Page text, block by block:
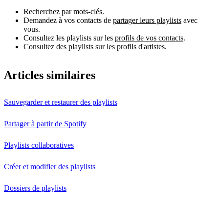
Recherchez par mots-clés.
Demandez à vos contacts de partager leurs playlists avec
vous.
Consultez les playlists sur les profils de vos contacts.
Consultez des playlists sur les profils d'artistes.
Articles similaires
Sauvegarder et restaurer des playlists
Partager à partir de Spotify
Playlists collaboratives
Créer et modifier des playlists
Dossiers de playlists